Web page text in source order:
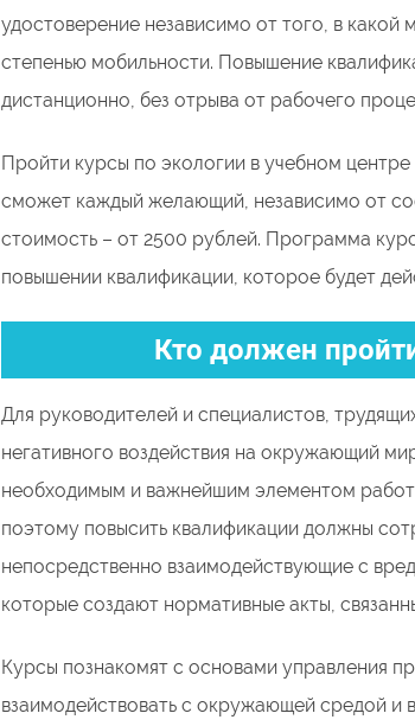
удостоверение независимо от того, в
степенью мобильности. Повышение
дистанционно, без отрыва от рабочего
Пройти курсы по экологии в учебном
сможет каждый желающий, независимо от
стоимость – от 2500 рублей. Программа
повышении квалификации, которое будет
Кто должен
Для руководителей и специалистов,
негативного воздействия на окружающий
необходимым и важнейшим элементом
поэтому повысить квалификации должны
непосредственно взаимодействующие с
которые создают нормативные акты,
Курсы познакомят с основами управления
взаимодействовать с окружающей средой и